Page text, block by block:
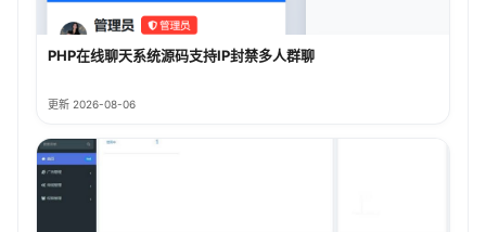
PHP在线聊天系统源码支持IP封禁多人群聊
更新 2026-08-06